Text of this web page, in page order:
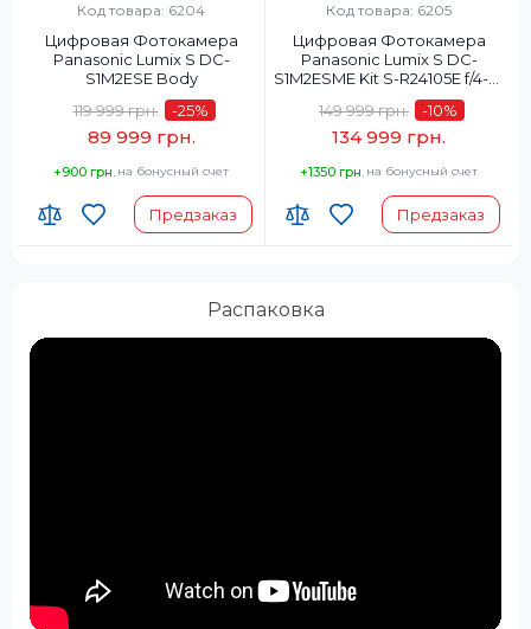
Код товара: 6204
Цифровая Фотокамера
Panasonic Lumix S DC-
S1M2ESE Body
89 999 грн.
119 999 грн. -25%
+900 грн. на бонусный счет
Предзаказ
Код товара: 6205
Цифровая Фотокамера
Panasonic Lumix S DC-
S1M2ESME Kit S-R24105E f/4-22
MACRO O.I.S.
134 999 грн.
149 999 грн. -10%
+1350 грн. на бонусный счет
Предзаказ
Распаковка